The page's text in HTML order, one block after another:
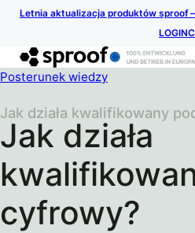
Letnia aktualizacja produktów sproof
LOGIN
Posterunek wiedzy
Jak działa
cyfrowy?
Jak działa kwalifikowany